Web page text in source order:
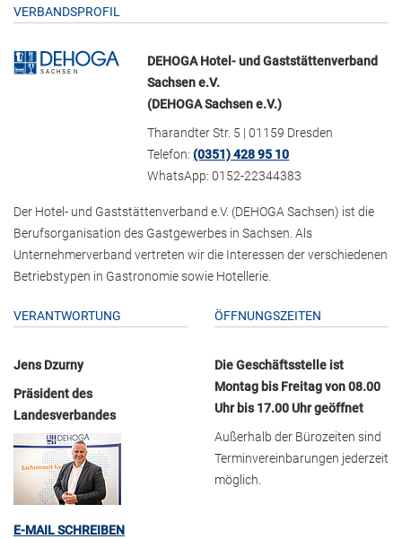
VERBANDSPROFIL
DEHOGA Hotel- und Gaststättenverband
Sachsen e.V.
(DEHOGA Sachsen e.V.)
Tharandter Str. 5 | 01159 Dresden
Telefon:(0351) 428 95 10
WhatsApp: 0152-22344383
Der Hotel- und Gaststättenverband e.V. (DEHOGA Sachsen) ist die
Berufsorganisation des Gastgewerbes in Sachsen. Als
Unternehmerverband vertreten wir die Interessen der verschiedenen
Betriebstypen in Gastronomie sowie Hotellerie.
VERANTWORTUNG
Jens Dzurny
Präsident des
Landesverbandes
E-MAIL SCHREIBEN
ÖFFNUNGSZEITEN
Die Geschäftsstelle ist
Montag bis Freitag von 08.00
Uhr bis 17.00 Uhr geöffnet
Außerhalb der Bürozeiten sind
Terminvereinbarungen jederzeit
möglich.